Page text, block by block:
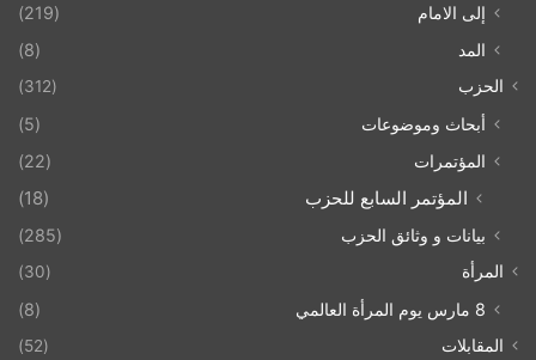
إلى الامام
(219)
المد
(8)
الحزب (312)
أبحاث وموضوعات
(5)
المؤتمرات
(22)
المؤتمر السابع للحزب (18)
بيانات و وثائق الحزب (285)
المرأة (30)
8 مارس يوم المرأة العالمي (8)
المقابلات
(52)